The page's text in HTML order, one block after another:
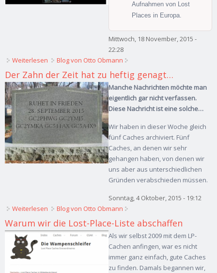
Aufnahmen von Lost
Places in Europa.
Mittwoch, 18 November, 2015 -
22:28
Weiterlesen über Lost Frequencies 2016 -> light-worx' neuer Kalender
ist da!
Blog von Otto Obmann
Der Zahn der Zeit hat zu heftig genagt…
Manche Nachrichten möchte man
eigentlich gar nicht verfassen.
Diese Nachricht ist eine solche…
Wir haben in dieser Woche gleich
fünf Caches archiviert. Fünf
Caches, an denen wir sehr
gehangen haben, von denen wir
uns aber aus unterschiedlichen
Gründen verabschieden müssen.
Sonntag, 4 Oktober, 2015 - 19:12
Weiterlesen über Der Zahn der Zeit hat zu heftig genagt…
Blog von Otto Obmann
Warum wir die Lost-Place-Liste abschaffen
Als wir selbst 2009 mit dem LP-
Cachen anfingen, war es nicht
immer ganz einfach, gute Caches
zu finden. Damals begannen wir,